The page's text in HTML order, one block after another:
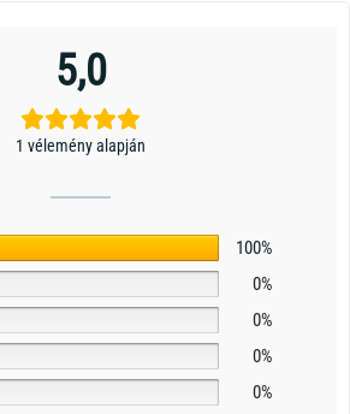
5,0
1 vélemény alapján
100%
0%
0%
0%
0%